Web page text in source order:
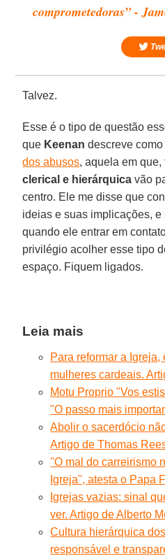
comprometedoras” -
Talvez.
Esse é o tipo de questão
que Keenan descreve
dos abusos, aquela em
clerical e hierárquica vão
centro. Ele me disse que
ideias e suas implicações,
quando ele entrar em
privilégio acolher esse tipo
espaço. Fiquem ligados.
Leia mais
Para reformar a Igreja,
mulheres cardeais.
Motu Proprio "Vos
"O passo mais
Abolir o sacerdócio
Artigo de Thomas
''O mal do carreirismo
Igreja'', atesta o Papa
Igrejas vazias: sinal
ver. Artigo de Alberto
Cultura hierárquica
responsável e